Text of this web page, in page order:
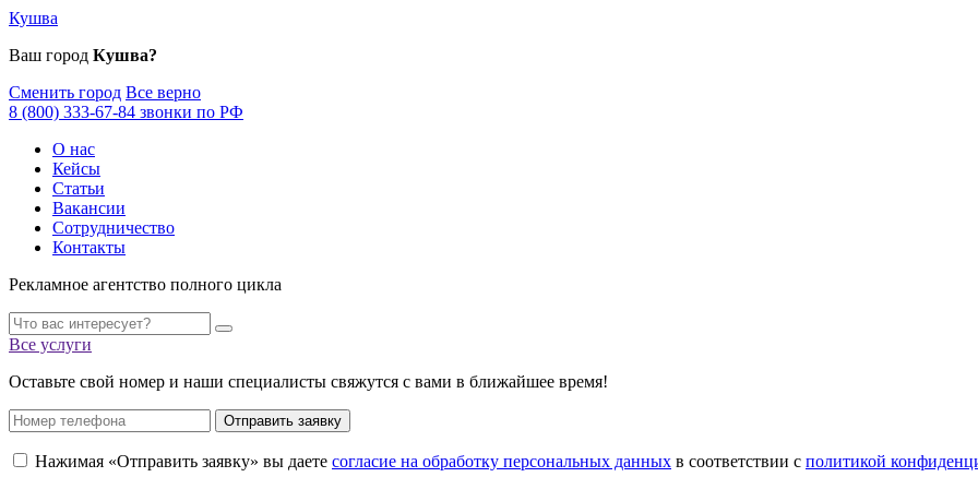
Кушва
Ваш город Кушва?
Сменить город Все верно
8 (800) 333-67-84 звонки по РФ
О нас
Кейсы
Статьи
Вакансии
Сотрудничество
Контакты
Рекламное агентство полного цикла
Все услуги
Оставьте свой номер и наши специалисты свяжутся с вами в ближайшее время!
Отправить заявку
Нажимая «Отправить заявку» вы даете согласие на обработку персональных данных в соответствии с политикой